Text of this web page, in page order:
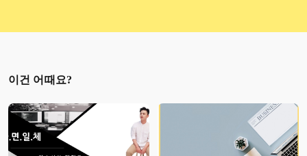
이건 어때요?